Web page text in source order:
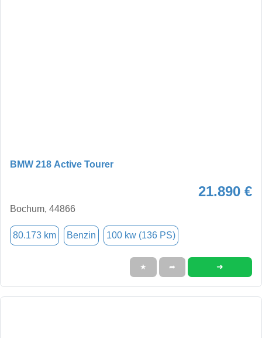
BMW 218 Active Tourer
21.890 €
Bochum, 44866
80.173 km Benzin 100 kw (136 PS)
★ ➦ ➜